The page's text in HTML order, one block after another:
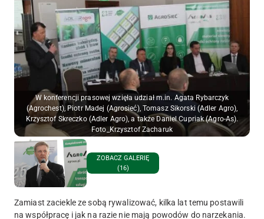
W konferencji prasowej wzięła udział m.in. Agata Rybarczyk
(Agrochest), Piotr Madej (Agrosieć), Tomasz Sikorski (Adler Agro),
Krzysztof Skreczko (Adler Agro), a także Daniel Cupriak (Agro-As).
Foto_Krzysztof Zacharuk
ZOBACZ GALERIĘ
(16)
Zamiast zaciekle ze sobą rywalizować, kilka lat temu postawili
na współpracę i jak na razie nie mają powodów do narzekania.